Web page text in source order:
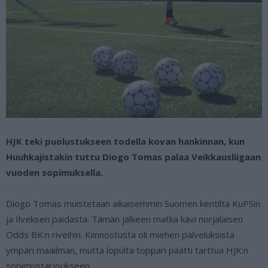
HJK teki puolustukseen todella kovan hankinnan, kun
Huuhkajistakin tuttu Diogo Tomas palaa Veikkausliigaan
vuoden sopimuksella.
Diogo Tomas muistetaan aikaisemmin Suomen kentiltä KuPSin
ja Ilveksen paidasta. Tämän jälkeen matka kävi norjalaisen
Odds BK:n riveihin. Kiinnostusta oli miehen palveluksista
ympäri maailman, mutta lopulta toppari päätti tarttua HJK:n